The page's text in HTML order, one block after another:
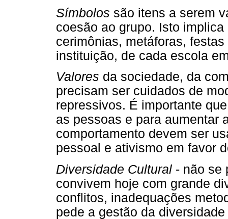
Símbolos são itens a serem
coesão ao grupo. Isto
cerimônias, metáforas,
instituição, de cada escola
Valores da sociedade, da
precisam ser cuidados de
repressivos. É importante
as pessoas e para aumentar
comportamento devem ser
pessoal e ativismo em favor
Diversidade Cultural - não se
convivem hoje com grande
conflitos, inadequações
pede a gestão da